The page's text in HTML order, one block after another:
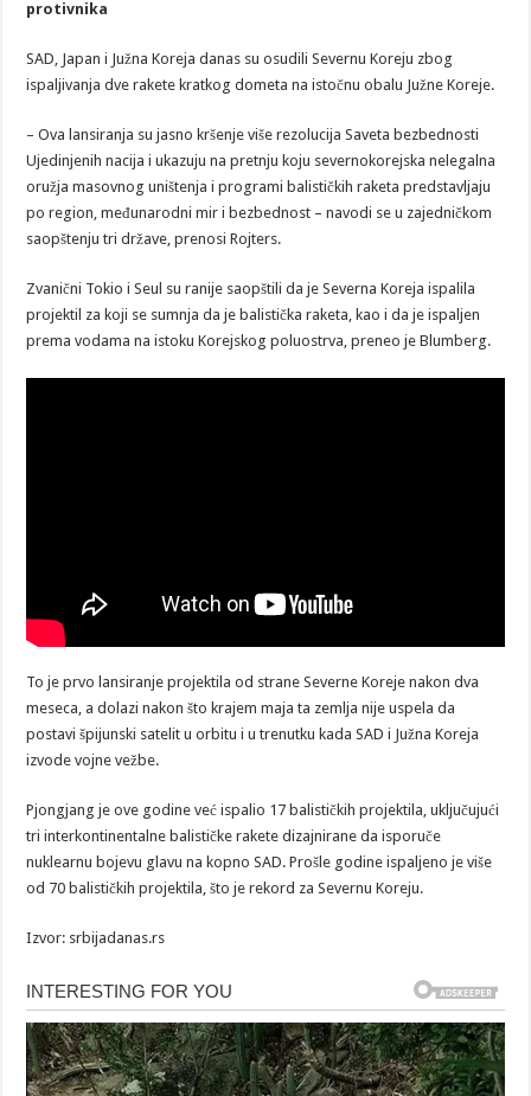
protivnika
SAD, Japan i Južna Koreja danas su osudili Severnu Koreju zbog
ispaljivanja dve rakete kratkog dometa na istočnu obalu Južne Koreje.
– Ova lansiranja su jasno kršenje više rezolucija Saveta bezbednosti
Ujedinjenih nacija i ukazuju na pretnju koju severnokorejska nelegalna
oružja masovnog uništenja i programi balističkih raketa predstavljaju
po region, međunarodni mir i bezbednost – navodi se u zajedničkom
saopštenju tri države, prenosi Rojters.
Zvanični Tokio i Seul su ranije saopštili da je Severna Koreja ispalila
projektil za koji se sumnja da je balistička raketa, kao i da je ispaljen
prema vodama na istoku Korejskog poluostrva, preneo je Blumberg.
To je prvo lansiranje projektila od strane Severne Koreje nakon dva
meseca, a dolazi nakon što krajem maja ta zemlja nije uspela da
postavi špijunski satelit u orbitu i u trenutku kada SAD i Južna Koreja
izvode vojne vežbe.
Pjongjang je ove godine već ispalio 17 balističkih projektila, uključujući
tri interkontinentalne balističke rakete dizajnirane da isporuče
nuklearnu bojevu glavu na kopno SAD. Prošle godine ispaljeno je više
od 70 balističkih projektila, što je rekord za Severnu Koreju.
Izvor: srbijadanas.rs